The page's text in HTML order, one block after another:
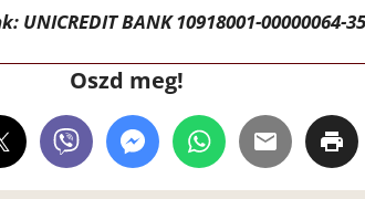
UNICREDIT BANK 10918001-00000064-
Oszd meg!